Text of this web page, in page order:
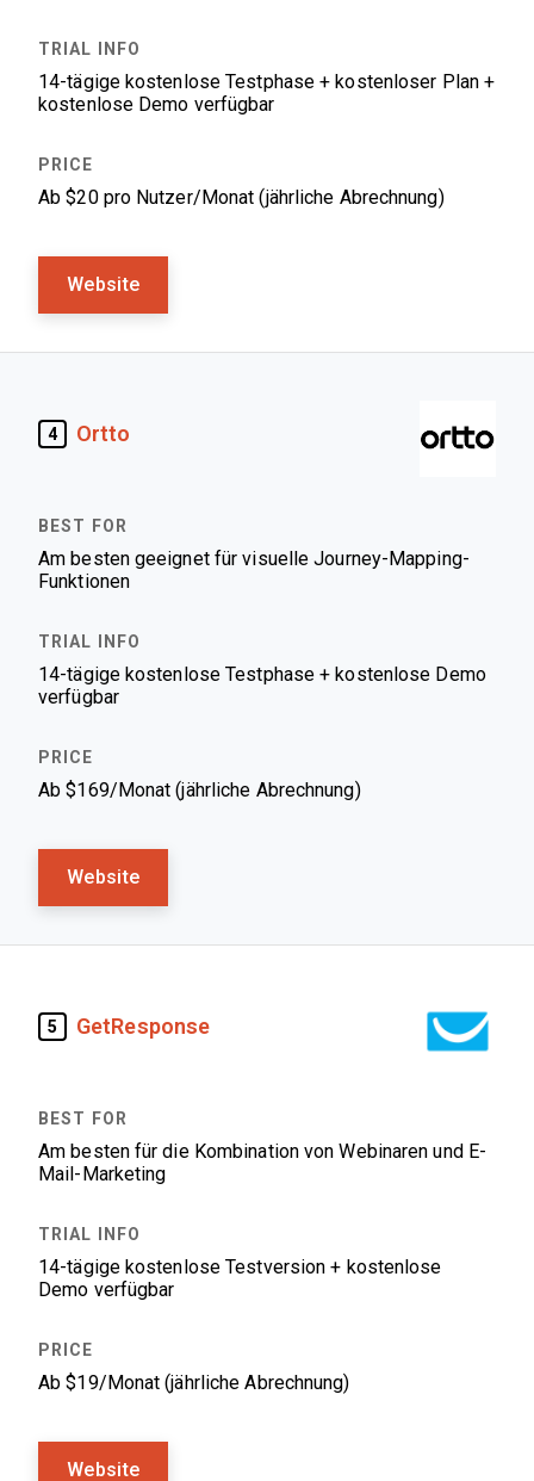
14-tägige kostenlose Testphase + kostenloser Plan +
kostenlose Demo verfügbar
Ab $20 pro Nutzer/Monat (jährliche Abrechnung)
Website
4 Ortto
Am besten geeignet für visuelle Journey-Mapping-
Funktionen
14-tägige kostenlose Testphase + kostenlose Demo
verfügbar
Ab $169/Monat (jährliche Abrechnung)
Website
5 GetResponse
Am besten für die Kombination von Webinaren und E-
Mail-Marketing
14-tägige kostenlose Testversion + kostenlose
Demo verfügbar
Ab $19/Monat (jährliche Abrechnung)
Website